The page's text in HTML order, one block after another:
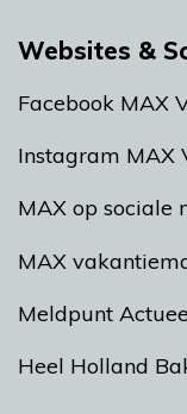
Websites &
Facebook MAX
Instagram MAX
MAX op sociale
MAX
Meldpunt
Heel Holland